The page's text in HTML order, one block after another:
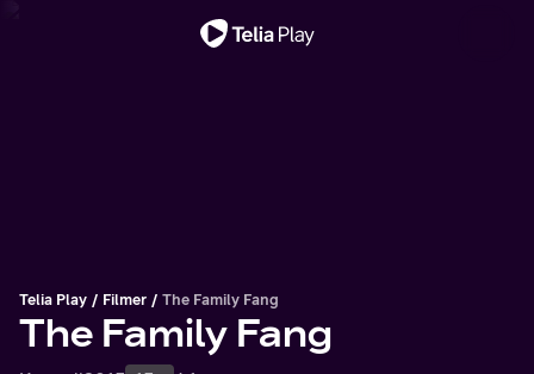
Telia Play Filmer The Family Fang
The Family Fang